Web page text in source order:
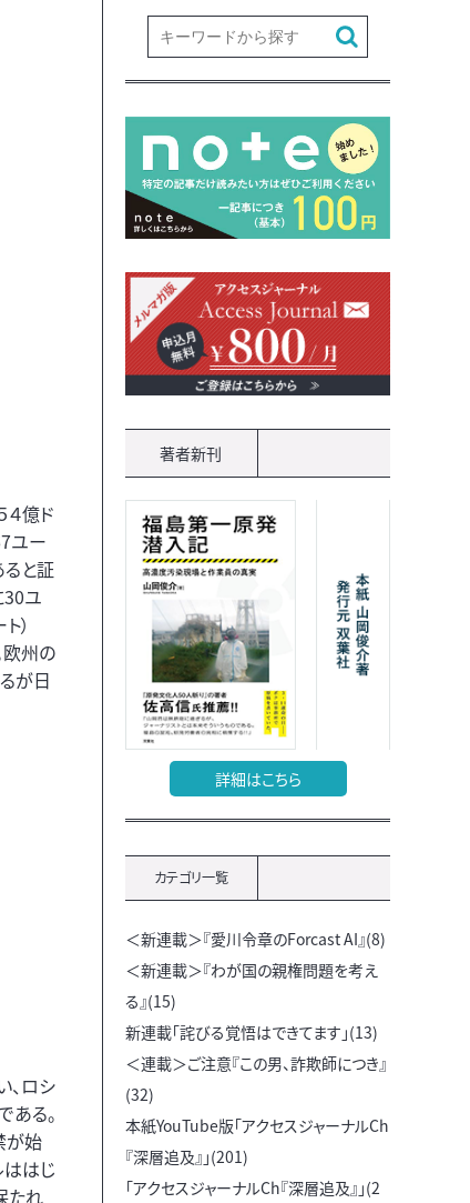
億ド
ユー
と証
30ユ
）
欧州の
が日
、ロシ
ある。
が始
ははじ
たれ
著者新刊
詳細はこちら
カテゴリ一覧
＜新連載＞『愛川令章のForcast AI』(8)
＜新連載＞『わが国の親権問題を考え
る』(15)
新連載「詫びる覚悟はできてます」(13)
＜連載＞ご注意『この男、詐欺師につき』
(32)
本紙YouTube版「アクセスジャーナルCh
『深層追及』」(201)
「アクセスジャーナルCh『深層追及』」(2